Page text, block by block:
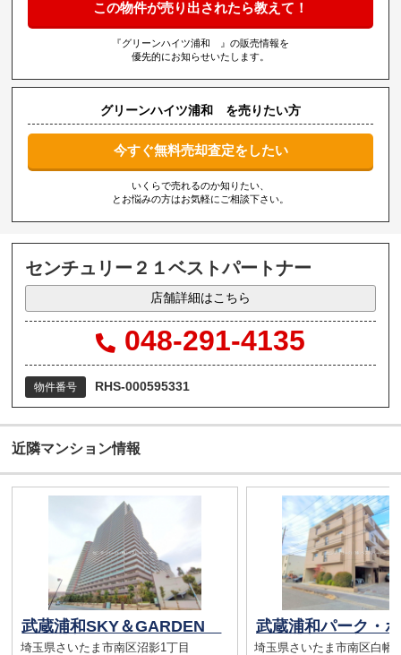
この物件が売り出されたら教えて！
『グリーンハイツ浦和 』の販売情報を
優先的にお知らせいたします。
グリーンハイツ浦和 を売りたい方
今すぐ無料売却査定をしたい
いくらで売れるのか知りたい、
とお悩みの方はお気軽にご相談下さい。
センチュリー２１ベストパートナー
店舗詳細はこちら
048-291-4135
物件番号 RHS-000595331
近隣マンション情報
武蔵浦和SKY＆GARDEN
埼玉県さいたま市南区沼影1丁目
埼玉県さいたま市南区白幡